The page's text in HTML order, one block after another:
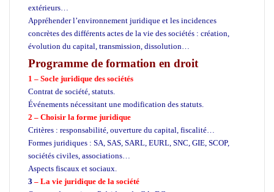
extérieurs…
Appréhender l’environnement juridique et les incidences
concrètes des différents actes de la vie des sociétés : création,
évolution du capital, transmission, dissolution…
Programme de formation en droit
1 – Socle juridique des sociétés
Contrat de société, statuts.
Événements nécessitant une modification des statuts.
2 – Choisir la forme juridique
Critères : responsabilité, ouverture du capital, fiscalité…
Formes juridiques : SA, SAS, SARL, EURL, SNC, GIE, SCOP,
sociétés civiles, associations…
Aspects fiscaux et sociaux.
3 – La vie juridique de la société